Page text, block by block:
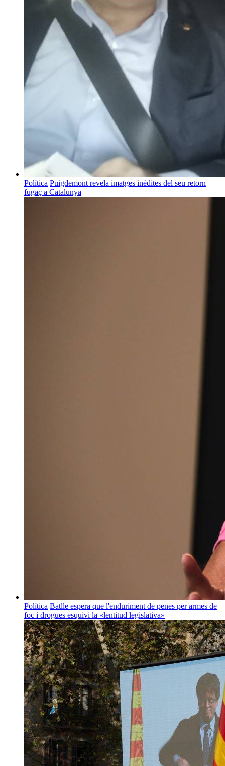
Política Puigdemont revela imatges inèdites del seu retorn
fugaç a Catalunya
Política Batlle espera que l'enduriment de penes per armes de
foc i drogues esquivi la «lentitud legislativa»